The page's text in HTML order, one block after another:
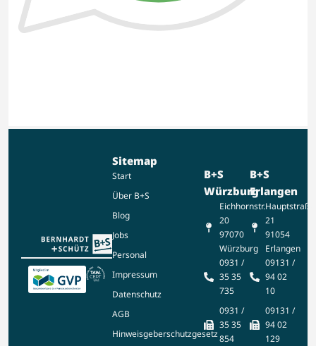
B+S
Erlangen
Hauptstraße
21
91054
Erlangen
09131 /
94 02
10
09131 /
94 02
129
B+S
Würzburg
Eichhornstr.
20
97070
Würzburg
0931 /
35 35
735
0931 /
35 35
854
Sitemap
Start
Über B+S
Blog
Jobs
Personal
Impressum
Datenschutz
AGB
Hinweisgeberschutzgesetz